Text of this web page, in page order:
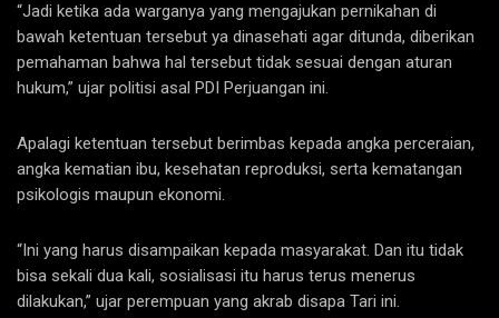
“Jadi ketika ada warganya yang mengajukan pernikahan di
bawah ketentuan tersebut ya dinasehati agar ditunda, diberikan
pemahaman bahwa hal tersebut tidak sesuai dengan aturan
hukum,” ujar politisi asal PDI Perjuangan ini.
Apalagi ketentuan tersebut berimbas kepada angka perceraian,
angka kematian ibu, kesehatan reproduksi, serta kematangan
psikologis maupun ekonomi.
“Ini yang harus disampaikan kepada masyarakat. Dan itu tidak
bisa sekali dua kali, sosialisasi itu harus terus menerus
dilakukan,” ujar perempuan yang akrab disapa Tari ini.